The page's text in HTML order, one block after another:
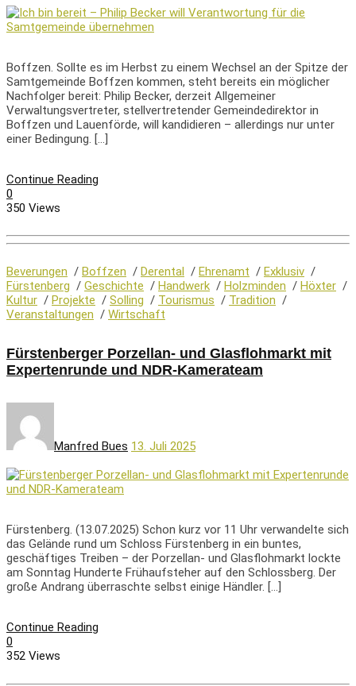
Boffzen. Sollte es im Herbst zu einem Wechsel an der Spitze der
Samtgemeinde Boffzen kommen, steht bereits ein möglicher
Nachfolger bereit: Philip Becker, derzeit Allgemeiner
Verwaltungsvertreter, stellvertretender Gemeindedirektor in
Boffzen und Lauenförde, will kandidieren – allerdings nur unter
einer Bedingung. […]
Continue Reading
0
350 Views
Beverungen / Boffzen / Derental / Ehrenamt / Exklusiv /
Fürstenberg / Geschichte / Handwerk / Holzminden / Höxter /
Kultur / Projekte / Solling / Tourismus / Tradition /
Veranstaltungen / Wirtschaft
Fürstenberger Porzellan- und Glasflohmarkt mit
Expertenrunde und NDR-Kamerateam
Manfred Bues 13. Juli 2025
Fürstenberg. (13.07.2025) Schon kurz vor 11 Uhr verwandelte sich
das Gelände rund um Schloss Fürstenberg in ein buntes,
geschäftiges Treiben – der Porzellan- und Glasflohmarkt lockte
am Sonntag Hunderte Frühaufsteher auf den Schlossberg. Der
große Andrang überraschte selbst einige Händler. […]
Continue Reading
0
352 Views